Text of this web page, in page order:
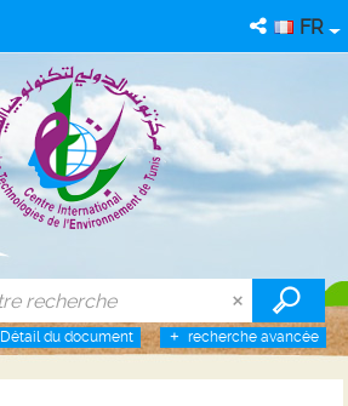
FR
recherche avancée
Détail du document